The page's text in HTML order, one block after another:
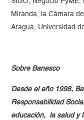
Miranda, la Cámara
Aragua, Universidad
Sobre Banesco
Desde el año 1998,
Responsabilidad
educación, la salud y